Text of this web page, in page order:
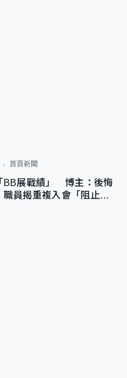
首頁新聞
BB展戰績」 博主：後悔
員揭重複入會「阻止唔